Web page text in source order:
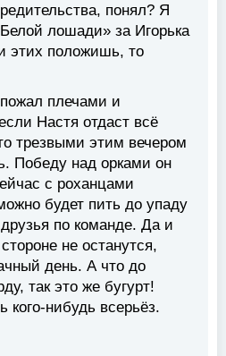
понял? Я
лошади» за Игорька
этих положишь, то
плечами и
Настя отдаст всё
трезвыми этим вечером
Победу над орками он
с роханцами
будет пить до упаду
по команде. Да и
не останутся,
день. А что до
так это же бугурт!
кого-нибудь всерьёз.